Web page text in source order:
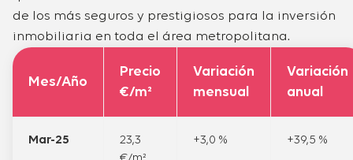
Mes/Año
Precio
€/m²
Variación
mensual
Variación
anual
Mar-25
23,3
+3,0 % +39,5 %
de los más seguros y prestigiosos para la inversión
inmobiliaria en toda el área metropolitana.